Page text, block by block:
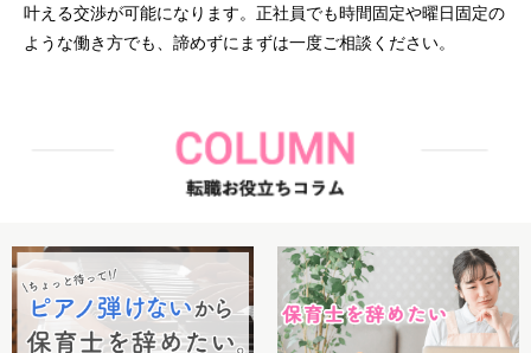
叶える交渉が可能になります。正社員でも時間固定や曜日固定の
ような働き方でも、諦めずにまずは一度ご相談ください。